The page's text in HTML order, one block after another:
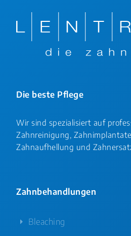
Die beste Pflege
Wir sind spezialisiert auf
Zahnreinigung,
Zahnaufhellung und
Zahnbehandlungen
Bleaching